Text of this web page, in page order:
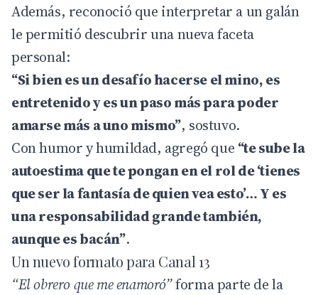
Además, reconoció que interpretar a un galán
le permitió descubrir una nueva faceta
personal:
“Si bien es un desafío hacerse el mino, es
entretenido y es un paso más para poder
amarse más a uno mismo”, sostuvo.
Con humor y humildad, agregó que “te sube la
autoestima que te pongan en el rol de ‘tienes
que ser la fantasía de quien vea esto’… Y es
una responsabilidad grande también,
aunque es bacán”.
Un nuevo formato para Canal 13
“El obrero que me enamoró”forma parte de la